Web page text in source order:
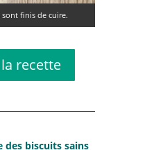
finis de cuire.
recette
des biscuits sains